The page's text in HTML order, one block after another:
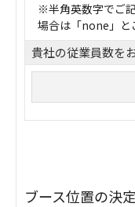
※半角英数字でご
場合は「none」と
貴社の従業員数を
ブース位置の決